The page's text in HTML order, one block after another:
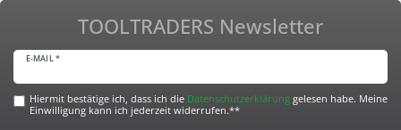
TOOLTRADERS Newsletter
E-MAIL *
Hiermit bestätige ich, dass ich die Daten­schutz­erklärunggelesen habe. Meine
Einwilligung kann ich jederzeit widerrufen.**